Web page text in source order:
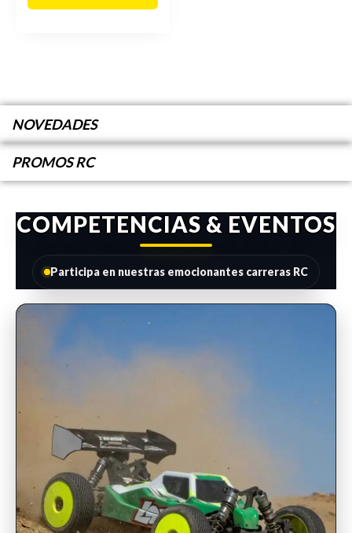
NOVEDADES
PROMOS RC
COMPETENCIAS & EVENTOS
Participa en nuestras emocionantes carreras RC
INSCRIPCIONES ABIERTAS